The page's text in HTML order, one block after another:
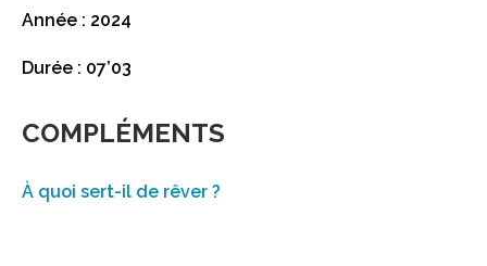
Année : 2024
Durée : 07’03
COMPLÉMENTS
À quoi sert-il de rêver ?